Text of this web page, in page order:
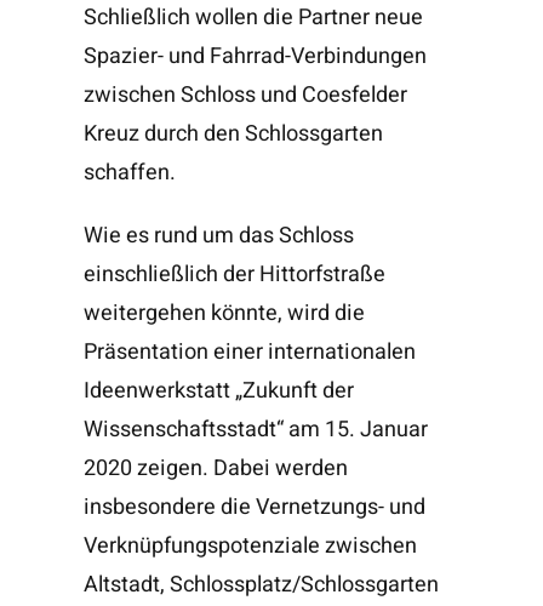
Schließlich wollen die Partner neue
Spazier- und Fahrrad-Verbindungen
zwischen Schloss und Coesfelder
Kreuz durch den Schlossgarten
schaffen.
Wie es rund um das Schloss
einschließlich der Hittorfstraße
weitergehen könnte, wird die
Präsentation einer internationalen
Ideenwerkstatt „Zukunft der
Wissenschaftsstadt“ am 15. Januar
2020 zeigen. Dabei werden
insbesondere die Vernetzungs- und
Verknüpfungspotenziale zwischen
Altstadt, Schlossplatz/Schlossgarten